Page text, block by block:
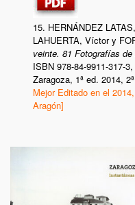
15. HERNÁNDEZ
LAHUERTA, Víctor y
veinte. 81 Fotografías
ISBN 978-84-9911-317-3,
Zaragoza, 1ª ed. 2014,
Mejor Editado en el
Aragón]